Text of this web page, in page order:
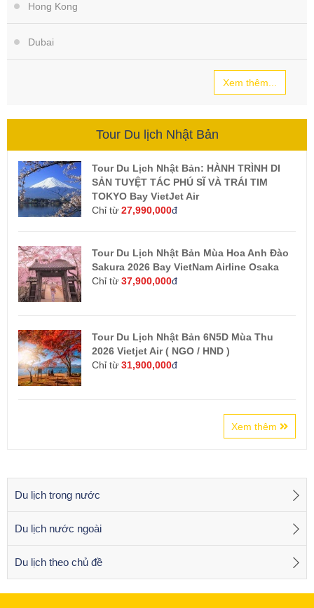
Hong Kong
Dubai
Xem thêm...
Tour Du lịch Nhật Bản
Tour Du Lịch Nhật Bản: HÀNH TRÌNH DI
SẢN TUYỆT TÁC PHÚ SĨ VÀ TRÁI TIM
TOKYO Bay VietJet Air
Chỉ từ 27,990,000đ
Tour Du Lịch Nhật Bản Mùa Hoa Anh Đào
Sakura 2026 Bay VietNam Airline Osaka
Chỉ từ 37,900,000đ
Tour Du Lịch Nhật Bản 6N5D Mùa Thu
2026 Vietjet Air ( NGO / HND )
Chỉ từ 31,900,000đ
Xem thêm
Du lịch trong nước
Du lịch nước ngoài
Du lịch theo chủ đề